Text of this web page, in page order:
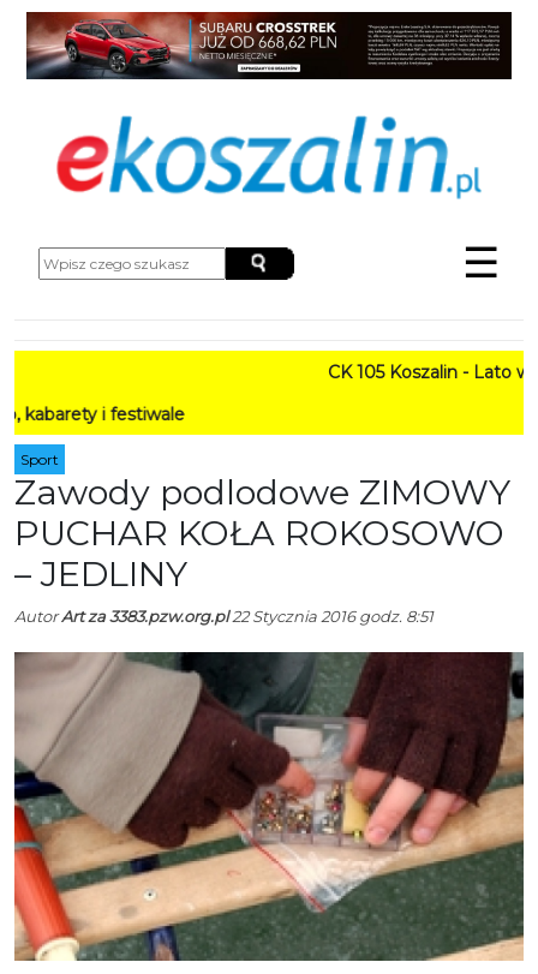
☰
CK 105 Koszalin - Lato w Mieście
i festiwale
Sport
Zawody podlodowe ZIMOWY
PUCHAR KOŁA ROKOSOWO
– JEDLINY
AutorArt za 3383.pzw.org.pl22 Stycznia 2016 godz. 8:51